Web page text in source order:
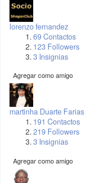
lorenzo fernandez
69 Contactos
123 Followers
3 Insignias
Agregar como amigo
martinha Duarte Farias
191 Contactos
219 Followers
3 Insignias
Agregar como amigo